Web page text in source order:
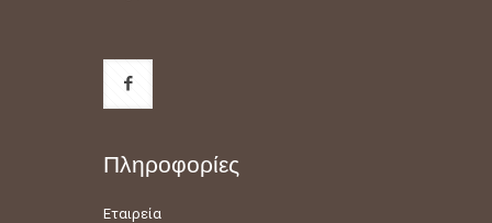
Πληροφορίες
Εταιρεία